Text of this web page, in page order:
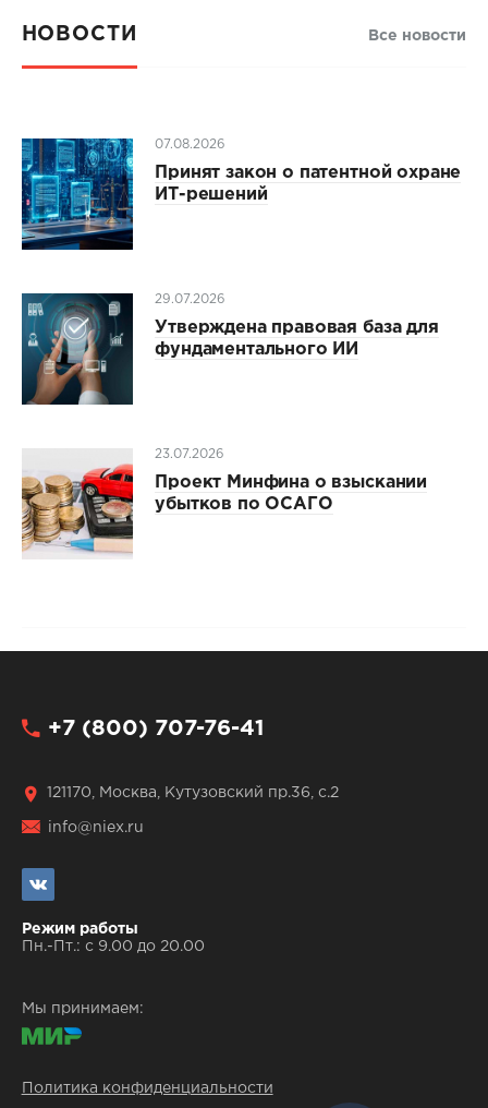
НОВОСТИ Все новости
07.08.2026
Принят закон о патентной охране
ИТ-решений
29.07.2026
Утверждена правовая база для
фундаментального ИИ
23.07.2026
Проект Минфина о взыскании
убытков по ОСАГО
+7 (800) 707-76-41
121170, Москва, Кутузовский пр.36, с.2
info@niex.ru
Режим работы
Пн.-Пт.: с 9.00 до 20.00
Мы принимаем:
Политика конфиденциальности